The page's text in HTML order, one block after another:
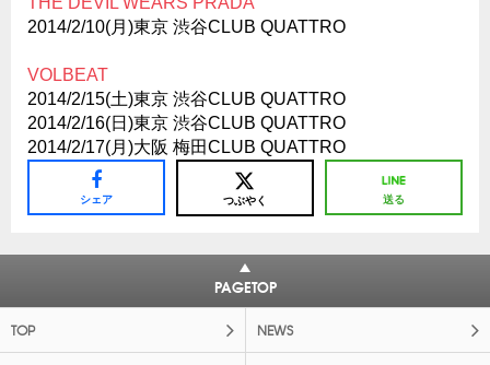
2014/2/10(月)東京 渋谷CLUB QUATTRO
VOLBEAT
2014/2/15(土)東京 渋谷CLUB QUATTRO
2014/2/16(日)東京 渋谷CLUB QUATTRO
2014/2/17(月)大阪 梅田CLUB QUATTRO
シェア つぶやく 送る
PAGETOP
TOP NEWS